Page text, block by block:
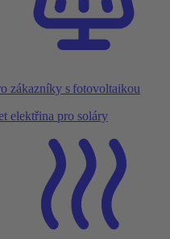
zákazníky s fotovoltaikou
elektřina pro soláry